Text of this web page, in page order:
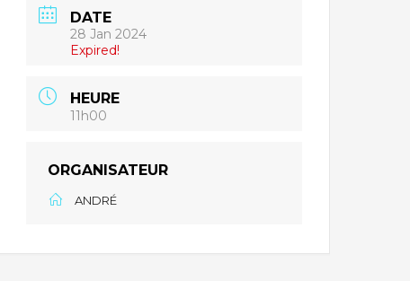
DATE
28 Jan 2024
Expired!
HEURE
11h00
ORGANISATEUR
ANDRÉ